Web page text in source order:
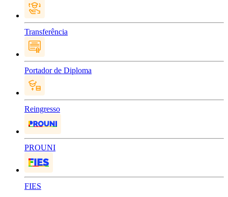
Transferência
Portador de Diploma
Reingresso
PROUNI
FIES